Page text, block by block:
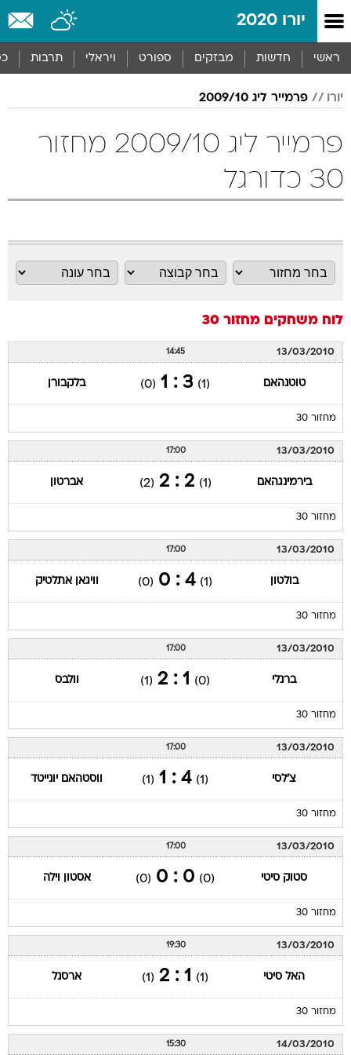
יורו 2020
ראשי חדשות מבזקים ספורט ויראלי תרבות
יורו פרמייר ליג 2009/10
פרמייר ליג 2009/10 מחזור
30 כדורגל
לוח משחקים מחזור 30
13/03/2010
14:45
טוטנהאם (1)
3 : 1
(0) בלקבורן
מחזור 30
13/03/2010
17:00
בירמינגהאם (1)
2 : 2
(2) אברטון
מחזור 30
13/03/2010
17:00
בולטון (1)
4 : 0
(0) וויגאן אתלטיק
מחזור 30
13/03/2010
17:00
ברנלי (0)
1 : 2
(1) וולבס
מחזור 30
13/03/2010
17:00
צ'לסי (1)
4 : 1
(1) ווסטהאם יונייטד
מחזור 30
13/03/2010
17:00
סטוק סיטי (0)
0 : 0
(0) אסטון וילה
מחזור 30
13/03/2010
19:30
האל סיטי (1)
1 : 2
(1) ארסנל
מחזור 30
14/03/2010
15:30